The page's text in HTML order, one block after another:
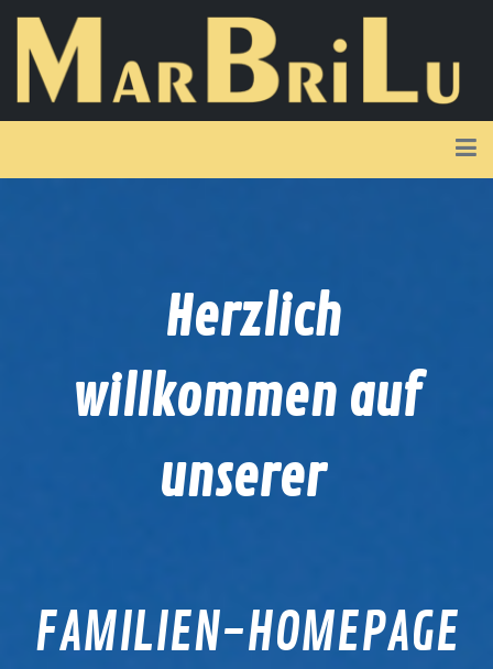
Herzlich
willkommen auf
unserer
FAMILIEN-HOMEPAGE